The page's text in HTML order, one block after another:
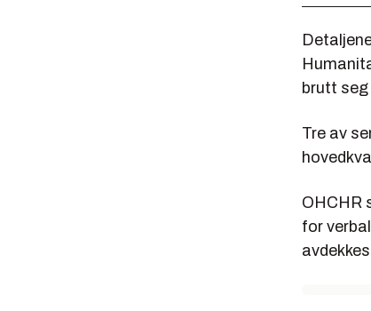
brutt seg
Tre av
OHCHR
for